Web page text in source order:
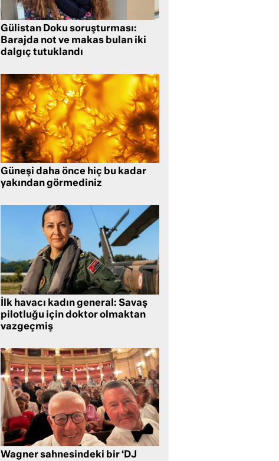
Gülistan Doku soruşturması:
Barajda not ve makas bulan iki
dalgıç tutuklandı
Güneşi daha önce hiç bu kadar
yakından görmediniz
İlk havacı kadın general: Savaş
pilotluğu için doktor olmaktan
vazgeçmiş
Wagner sahnesindeki bir ‘DJ